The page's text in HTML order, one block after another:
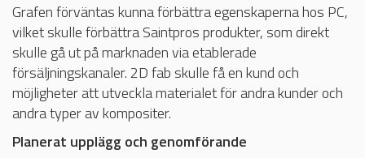
Grafen förväntas kunna förbättra egenskaperna hos PC,
vilket skulle förbättra Saintpros produkter, som direkt
skulle gå ut på marknaden via etablerade
försäljningskanaler. 2D fab skulle få en kund och
möjligheter att utveckla materialet för andra kunder och
andra typer av kompositer.
Planerat upplägg och genomförande